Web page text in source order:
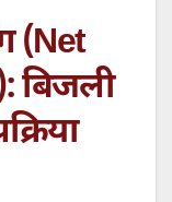
(Net
बिजली